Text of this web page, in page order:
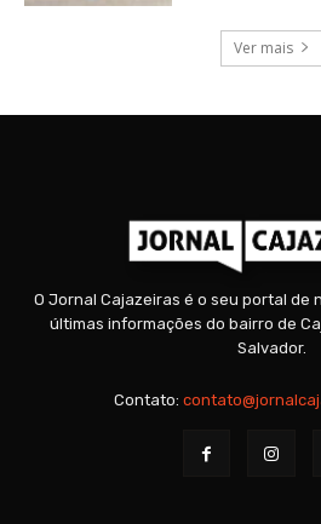
Ver mais
O Jornal Cajazeiras é o seu portal de
últimas informações do bairro de
Salvador.
Contato: